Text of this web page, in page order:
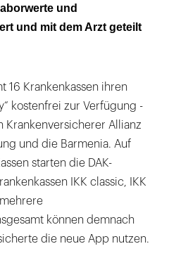
und
und mit dem Arzt geteilt
16 Krankenkassen ihren
kostenfrei zur Verfügung -
Allianz
und die Barmenia. Auf
starten die DAK-
IKK classic, IKK
können demnach
die neue App nutzen.